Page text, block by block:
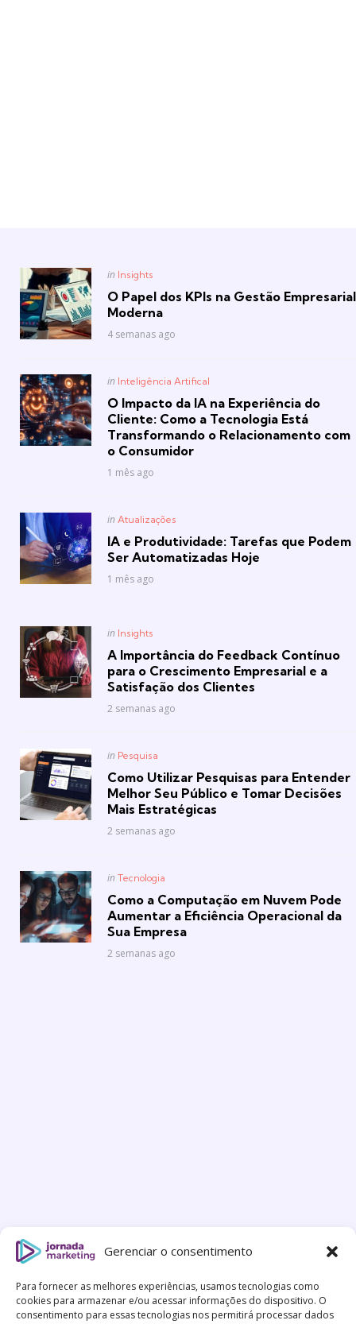
Gerenciar o consentimento
Para fornecer as melhores experiências, usamos tecnologias como
cookies para armazenar e/ou acessar informações do dispositivo. O
consentimento para essas tecnologias nos permitirá processar dados
Posted
in Insights
O Papel dos KPIs na Gestão Empresarial
Moderna
4 semanas ago
Posted
in Inteligência Artifical
O Impacto da IA na Experiência do
Cliente: Como a Tecnologia Está
Transformando o Relacionamento com
o Consumidor
1 mês ago
Posted
in Atualizações
IA e Produtividade: Tarefas que Podem
Ser Automatizadas Hoje
1 mês ago
Posted
in Insights
A Importância do Feedback Contínuo
para o Crescimento Empresarial e a
Satisfação dos Clientes
2 semanas ago
Posted
in Pesquisa
Como Utilizar Pesquisas para Entender
Melhor Seu Público e Tomar Decisões
Mais Estratégicas
2 semanas ago
Posted
in Tecnologia
Como a Computação em Nuvem Pode
Aumentar a Eficiência Operacional da
Sua Empresa
2 semanas ago